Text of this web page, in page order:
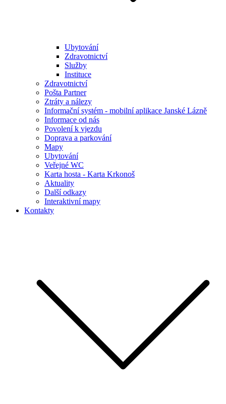
Ubytování
Zdravotnictví
Služby
Instituce
Zdravotnictví
Pošta Partner
Ztráty a nálezy
Informační systém - mobilní aplikace Janské Lázně
Informace od nás
Povolení k vjezdu
Doprava a parkování
Mapy
Ubytování
Veřejné WC
Karta hosta - Karta Krkonoš
Aktuality
Další odkazy
Interaktivní mapy
Kontakty